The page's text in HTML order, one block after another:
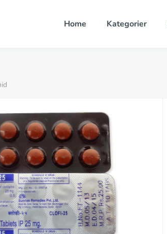
Home Kategorier